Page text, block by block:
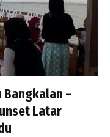
Bangkalan –
Latar